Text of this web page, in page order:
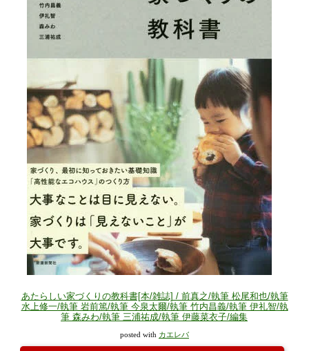
あたらしい家づくりの教科書[本/雑誌] / 前真之/執筆 松尾和也/執筆
水上修一/執筆 岩前篤/執筆 今泉太爾/執筆 竹内昌義/執筆 伊礼智/執
筆 森みわ/執筆 三浦祐成/執筆 伊藤菜衣子/編集
posted with カエレバ